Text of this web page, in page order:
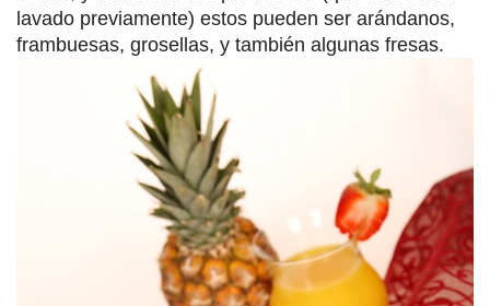
lavado previamente) estos pueden ser arándanos,
frambuesas, grosellas, y también algunas fresas.